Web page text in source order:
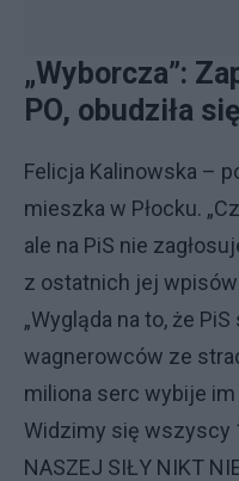
„Wyborcza”:
PO, obudziła
Felicja Kalinowska –
mieszka w Płocku.
ale na PiS nie
z ostatnich jej
„Wygląda na to, że
wagnerowców ze
miliona serc wybije im
Widzimy się wszyscy
NASZEJ SIŁY NIKT